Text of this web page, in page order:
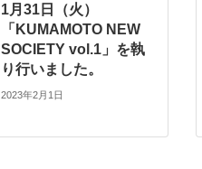
1月31日（火）
「KUMAMOTO NEW
SOCIETY vol.1」を執
り行いました。
2023年2月1日